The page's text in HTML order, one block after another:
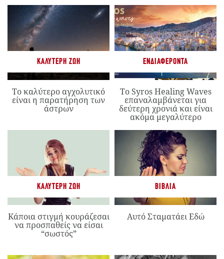
ΚΑΛΎΤΕΡΗ ΖΩΉ
Το καλύτερο αγχολυτικό
είναι η παρατήρηση των
άστρων
ΕΝΔΙΑΦΈΡΟΝΤΑ
Το Syros Healing Waves
επαναλαμβάνεται για
δεύτερη χρονιά και είναι
ακόμα μεγαλύτερο
ΚΑΛΎΤΕΡΗ ΖΩΉ
Κάποια στιγμή κουράζεσαι
να προσπαθείς να είσαι
“σωστός”
ΒΙΒΛΊΑ
Αυτό Σταματάει Εδώ